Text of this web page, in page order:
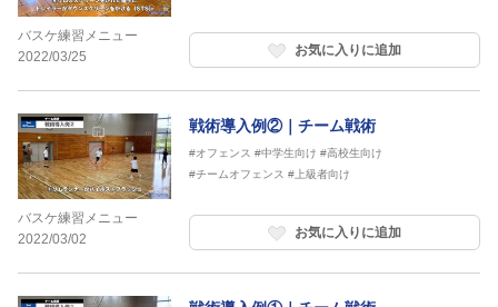
バスケ練習メニュー
2022/03/25
お気に入りに追加
バスケ練習メニュー
2022/03/02
戦術導入例②｜チーム戦術
#オフェンス #中学生向け #高校生向け
#チームオフェンス #上級者向け
お気に入りに追加